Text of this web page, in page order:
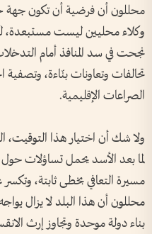
محللون أن فرضية أن تكون جهة
وكلاء محليين ليست مستبعدة،
نجحت في سد المنافذ أمام
تحالفات وتعاونات بنّاءة، وتصفية
الصراعات الإقليمية.
لما بعد الأسد يحمل تساؤلات
مسيرة التعافي بخطى ثابتة،
محللون أن هذا البلد لا يزال
بناء دولة موحدة وتجاوز إرث